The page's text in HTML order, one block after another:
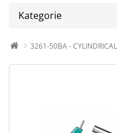
Kategorie
3261-50BA -